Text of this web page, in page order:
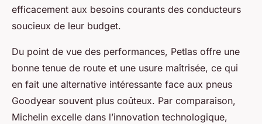
efficacement aux besoins courants des conducteurs
soucieux de leur budget.
Du point de vue des performances, Petlas offre une
bonne tenue de route et une usure maîtrisée, ce qui
en fait une alternative intéressante face aux pneus
Goodyear souvent plus coûteux. Par comparaison,
Michelin excelle dans l’innovation technologique,